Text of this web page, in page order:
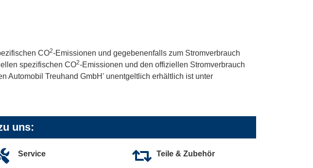
CO2-Emissionen und gegebenenfalls zum Stromverbrauch
spezifischen CO2-Emissionen und den offiziellen Stromverbrauch
Automobil Treuhand GmbH' unentgeltlich erhältlich ist unter
uns:
Service Teile & Zubehör